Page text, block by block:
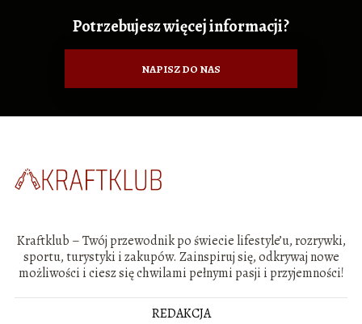
Potrzebujesz więcej informacji?
NAPISZ DO NAS
Kraftklub – Twój przewodnik po świecie lifestyle’u, rozrywki,
sportu, turystyki i zakupów. Zainspiruj się, odkrywaj nowe
możliwości i ciesz się chwilami pełnymi pasji i przyjemności!
REDAKCJA